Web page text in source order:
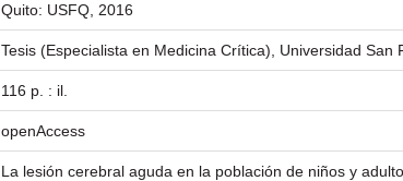
Quito: USFQ, 2016
Tesis (Especialista en Medicina Crítica), Universidad
116 p. : il.
openAccess
La lesión cerebral aguda en la población de niños y